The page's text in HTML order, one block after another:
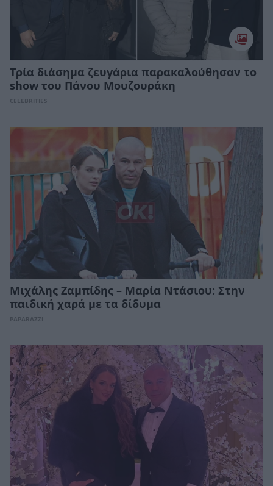
Τρία διάσημα ζευγάρια παρακαλούθησαν το
show του Πάνου Μουζουράκη
CELEBRITIES
Μιχάλης Ζαμπίδης – Μαρία Ντάσιου: Στην
παιδική χαρά με τα δίδυμα
PAPARAZZI